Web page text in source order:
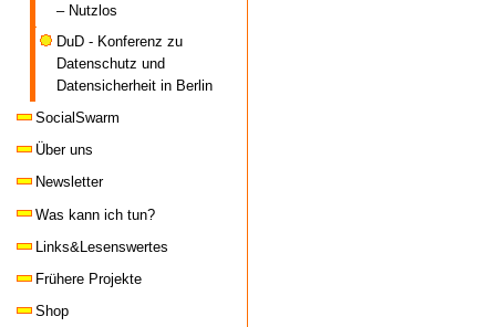
– Nutzlos
DuD - Konferenz zu
Datenschutz und
Datensicherheit in Berlin
SocialSwarm
Über uns
Newsletter
Was kann ich tun?
Links&Lesenswertes
Frühere Projekte
Shop